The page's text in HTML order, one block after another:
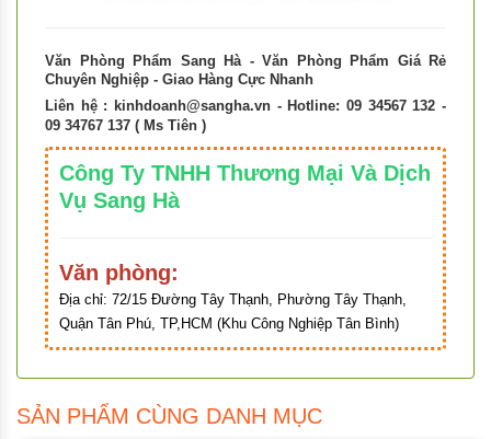
Văn Phòng Phẩm Sang Hà - Văn Phòng Phẩm Giá Rẻ
Chuyên Nghiệp - Giao Hàng Cực Nhanh
Liên hệ : kinhdoanh@sangha.vn - Hotline: 09 34567 132 -
09 34767 137 ( Ms Tiên )
Công Ty TNHH Thương Mại Và Dịch
Vụ Sang Hà
Văn phòng:
Địa chỉ: 72/15 Đường Tây Thạnh, Phường Tây Thạnh,
Quận Tân Phú, TP,HCM (Khu Công Nghiệp Tân Bình)
SẢN PHẨM CÙNG DANH MỤC